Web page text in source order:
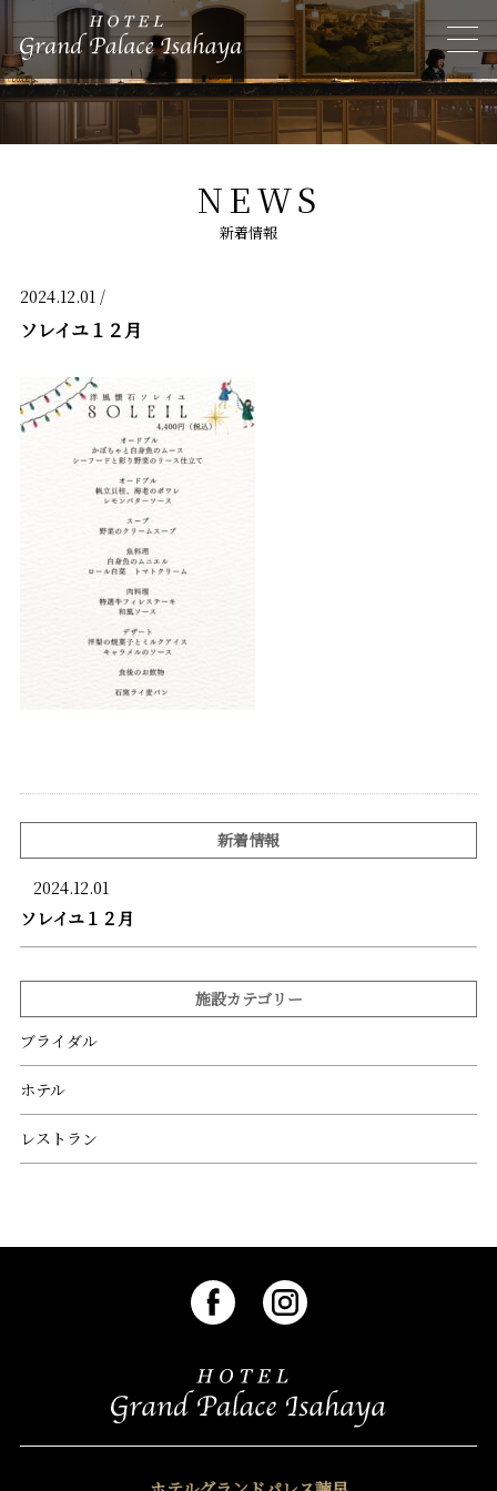
NEWS
新着情報
2024.12.01 /
ソレイユ１２月
新着情報
2024.12.01
ソレイユ１２月
施設カテゴリー
ブライダル
ホテル
レストラン